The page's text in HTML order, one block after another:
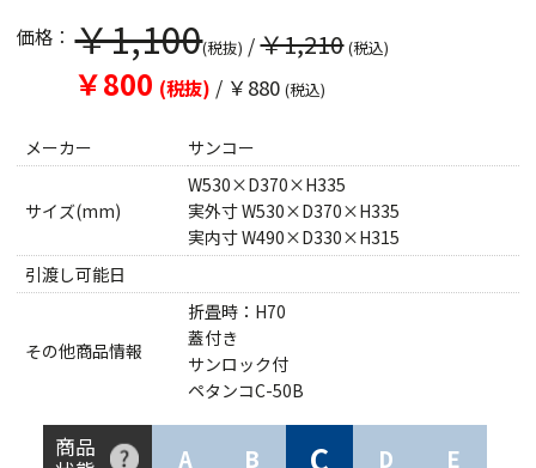
価格： ￥1,100(税抜) /￥1,210 (税込)
￥800 (税抜) / ￥880 (税込)
メーカー サンコー
サイズ(mm)
W530×D370×H335
実外寸 W530×D370×H335
実内寸 W490×D330×H315
引渡し可能日
その他商品情報
折畳時：H70
蓋付き
サンロック付
ペタンコC-50B
商品
A B C D E